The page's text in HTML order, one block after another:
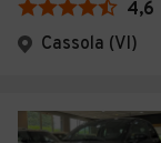
4,6
Cassola (VI)